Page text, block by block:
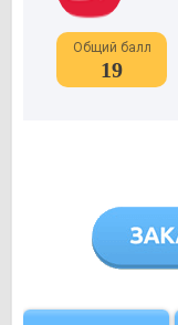
Общий балл
19